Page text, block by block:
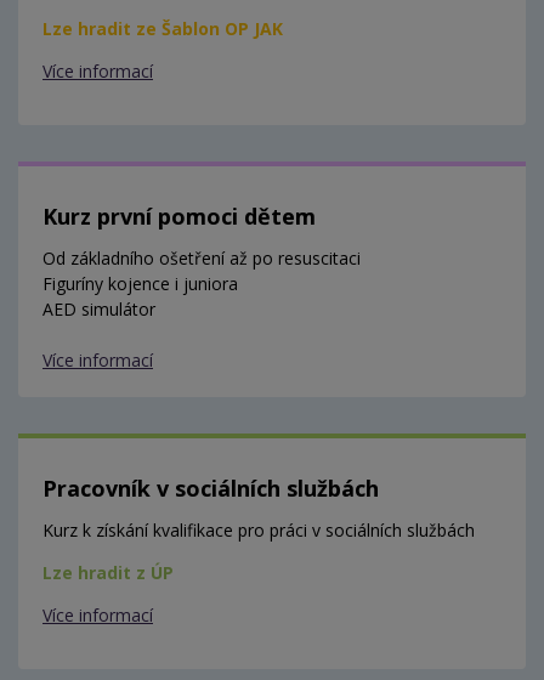
Lze hradit ze Šablon OP JAK
Více informací
Kurz první pomoci dětem
Od základního ošetření až po resuscitaci
Figuríny kojence i juniora
AED simulátor
Více informací
Pracovník v sociálních službách
Kurz k získání kvalifikace pro práci v sociálních službách
Lze hradit z ÚP
Více informací